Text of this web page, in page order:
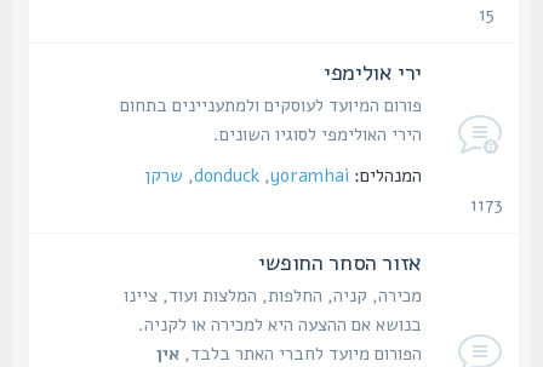
ירי אולימפי
פורום המיועד לעוסקים ולמתעניינים בתחום
הירי האולימפי לסוגיו השונים.
המנהלים: yoramhai
,
donduck
,שרקן
אזור הסחר החופשי
מכירה, קניה, החלפות, המלצות ועוד, ציינו
בנושא אם ההצעה היא למכירה או לקניה.
הפורום מיועד לחברי האתר בלבד,אין